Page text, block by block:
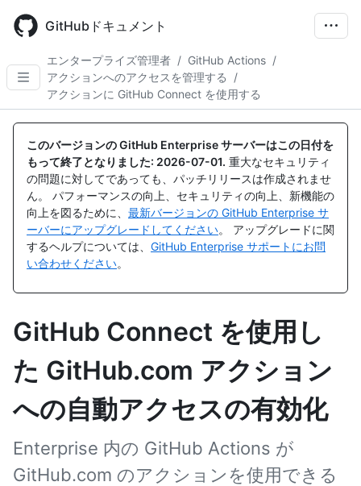
main
GitHubドキュメント
エンタープライズ管理者 / GitHub Actions /
アクションへのアクセスを管理する
/
アクションに GitHub Connect を使用する
このバージョンの GitHub Enterprise サーバーはこの日付を
もって終了となりました: 2026-07-01. 重大なセキュリティ
の問題に対してであっても、パッチリリースは作成されませ
ん。 パフォーマンスの向上、セキュリティの向上、新機能の
向上を図るために、 最新バージョンの GitHub Enterprise サ
ーバーにアップグレードしてください。 アップグレードに関
するヘルプについては、 GitHub Enterprise サポートにお問
い合わせください。
GitHub Connect を使用し
た GitHub.com アクション
への自動アクセスの有効化
Enterprise 内の GitHub Actions が
GitHub.com のアクションを使用できる